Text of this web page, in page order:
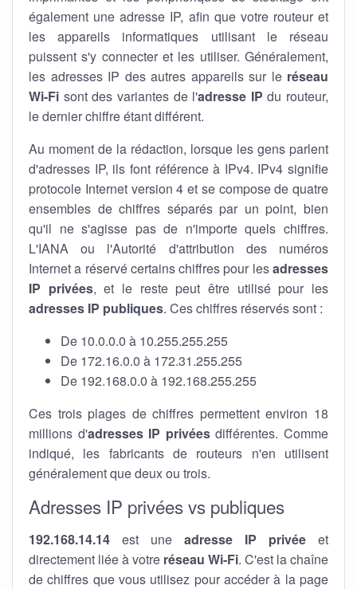
également une adresse IP, afin que votre routeur et
les appareils informatiques utilisant le réseau
puissent s'y connecter et les utiliser. Généralement,
les adresses IP des autres appareils sur le réseau
Wi-Fi sont des variantes de l'adresse IP du routeur,
le dernier chiffre étant différent.
Au moment de la rédaction, lorsque les gens parlent
d'adresses IP, ils font référence à IPv4. IPv4 signifie
protocole Internet version 4 et se compose de quatre
ensembles de chiffres séparés par un point, bien
qu'il ne s'agisse pas de n'importe quels chiffres.
L'IANA ou l'Autorité d'attribution des numéros
Internet a réservé certains chiffres pour lesadresses
IP privées, et le reste peut être utilisé pour les
adresses IP publiques. Ces chiffres réservés sont :
De 10.0.0.0 à 10.255.255.255
De 172.16.0.0 à 172.31.255.255
De 192.168.0.0 à 192.168.255.255
Ces trois plages de chiffres permettent environ 18
millions d'adresses IP privéesdifférentes. Comme
indiqué, les fabricants de routeurs n'en utilisent
généralement que deux ou trois.
Adresses IP privées vs publiques
192.168.14.14 est une adresse IP privée et
directement liée à votre réseau Wi-Fi. C'est la chaîne
de chiffres que vous utilisez pour accéder à la page